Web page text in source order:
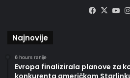
X
Najnovije
6 hours ranije
Evropa finalizirala planove za